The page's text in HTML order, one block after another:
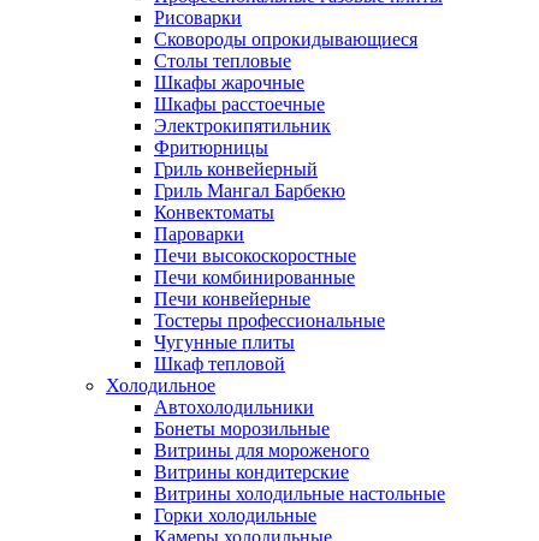
Рисоварки
Сковороды опрокидывающиеся
Столы тепловые
Шкафы жарочные
Шкафы расстоечные
Электрокипятильник
Фритюрницы
Гриль конвейерный
Гриль Мангал Барбекю
Конвектоматы
Пароварки
Печи высокоскоростные
Печи комбинированные
Печи конвейерные
Тостеры профессиональные
Чугунные плиты
Шкаф тепловой
Холодильное
Автохолодильники
Бонеты морозильные
Витрины для мороженого
Витрины кондитерские
Витрины холодильные настольные
Горки холодильные
Камеры холодильные